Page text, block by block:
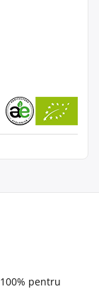
100% pentru